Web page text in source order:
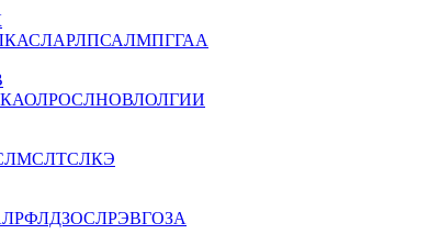
ЛАРЛПСАЛМПГГАА
ЛРОСЛНОВЛОЛГИИ
ЛМСЛТСЛКЭ
ЛРФЛДЗОСЛРЭВГОЗА